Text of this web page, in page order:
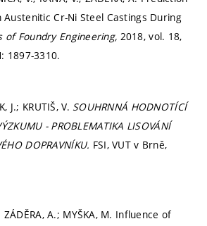
Cr-Ni Steel Castings During
of Foundry Engineering, 2018, vol. 18,
1897-3310.
J.; KRUTIŠ, V. SOUHRNNÁ HODNOTÍCÍ
- PROBLEMATIKA LISOVÁNÍ
DOPRAVNÍKU. FSI, VUT v Brně,
ZÁDĚRA, A.; MYŠKA, M. Influence of